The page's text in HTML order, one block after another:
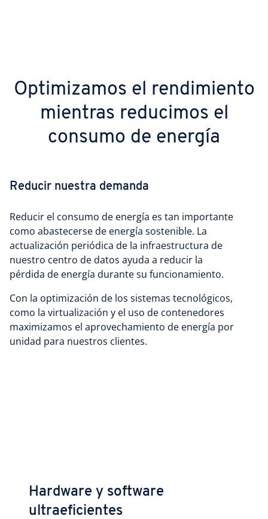
Optimizamos el rendimiento
mientras reducimos el
consumo de energía
Reducir nuestra demanda
Reducir el consumo de energía es tan importante
como abastecerse de energía sostenible. La
actualización periódica de la infraestructura de
nuestro centro de datos ayuda a reducir la
pérdida de energía durante su funcionamiento.
Con la optimización de los sistemas tecnológicos,
como la virtualización y el uso de contenedores
maximizamos el aprovechamiento de energía por
unidad para nuestros clientes.
Hardware y software
ultraeficientes